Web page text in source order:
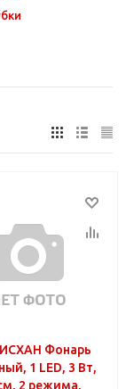
Фонарь
1 LED, 3 Вт,
2 режима,